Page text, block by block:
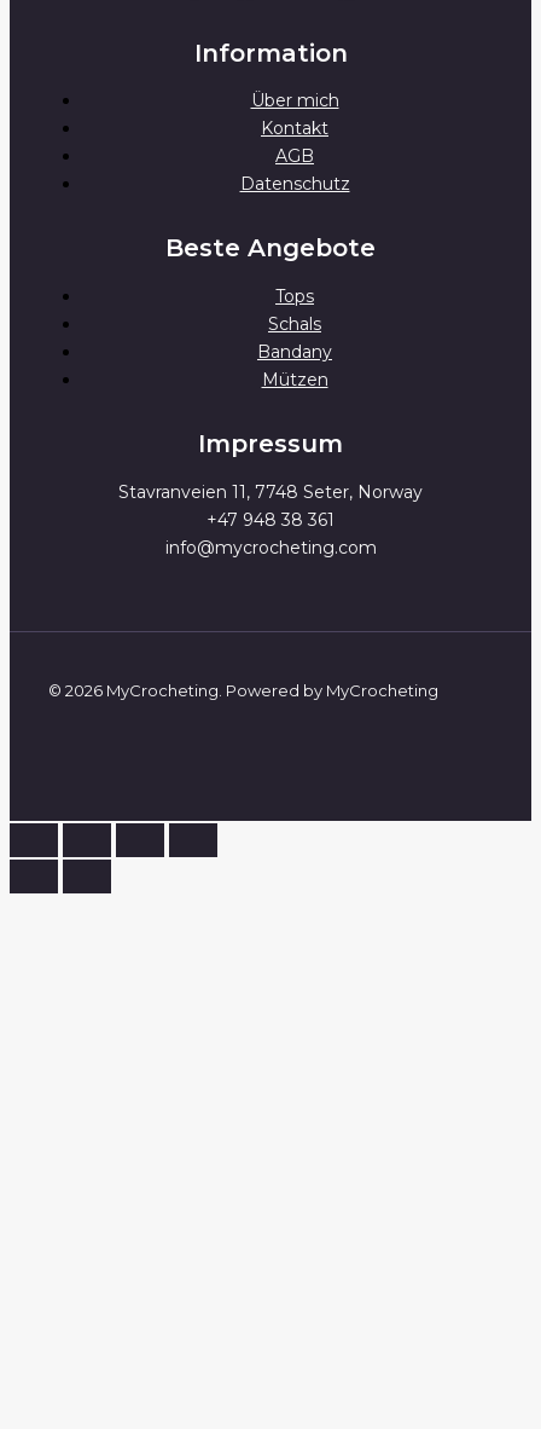
Information
Über mich
Kontakt
AGB
Datenschutz
Beste Angebote
Tops
Schals
Bandany
Mützen
Impressum
Stavranveien 11, 7748 Seter, Norway
+47 948 38 361
info@mycrocheting.com
© 2026 MyCrocheting. Powered by MyCrocheting